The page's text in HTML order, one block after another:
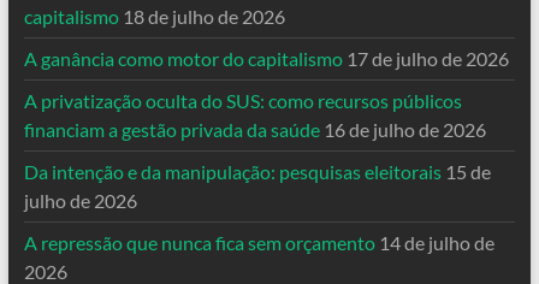
capitalismo 18 de julho de 2026
A ganância como motor do capitalismo 17 de julho de 2026
A privatização oculta do SUS: como recursos públicos
financiam a gestão privada da saúde 16 de julho de 2026
Da intenção e da manipulação: pesquisas eleitorais 15 de
julho de 2026
A repressão que nunca fica sem orçamento 14 de julho de
2026